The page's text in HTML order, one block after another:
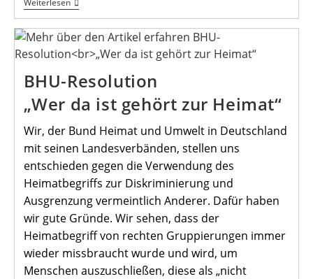
Im
Raum
BHU-Resolution
„Wer da ist gehört zur Heimat“
Wir, der Bund Heimat und Umwelt in Deutschland
mit seinen Landesverbänden, stellen uns
entschieden gegen die Verwendung des
Heimatbegriffs zur Diskriminierung und
Ausgrenzung vermeintlich Anderer. Dafür haben
wir gute Gründe. Wir sehen, dass der
Heimatbegriff von rechten Gruppierungen immer
wieder missbraucht wurde und wird, um
Menschen auszuschließen, diese als „nicht